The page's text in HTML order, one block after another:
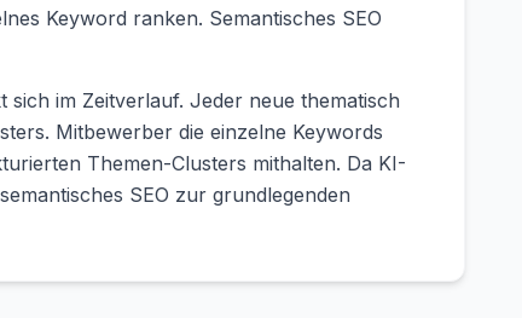
Keyword ranken. Semantisches SEO
im Zeitverlauf. Jeder neue thematisch
Mitbewerber die einzelne Keywords
Themen-Clusters mithalten. Da KI-
SEO zur grundlegenden